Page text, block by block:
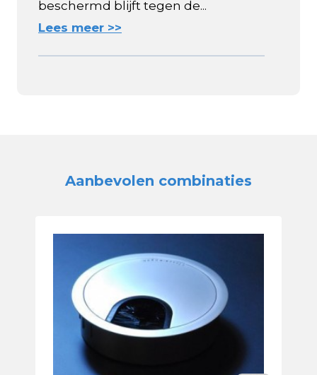
beschermd blijft tegen de...
Lees meer >>
Aanbevolen combinaties